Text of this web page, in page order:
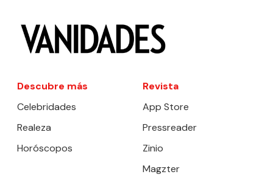
Descubre más
Celebridades
Realeza
Horóscopos
Revista
App Store
Pressreader
Zinio
Magzter